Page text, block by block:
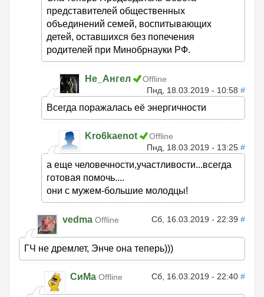
представителей общественных
объединений семей, воспитывающих
детей, оставшихся без попечения
родителей при Минобрнауки РФ.
Не_Ангел
Offline
Пнд, 18.03.2019 - 10:58 #
Всегда поражалась её энергичности
Kro6kaenot
Offline
Пнд, 18.03.2019 - 13:25 #
а еще человечности,участливости...всегда
готовая помочь....
они с мужем-большие молодцы!
vedma Offline Сб, 16.03.2019 - 22:39 #
ГЧ не дремлет, Энче она теперь)))
СиМа Offline Сб, 16.03.2019 - 22:40 #